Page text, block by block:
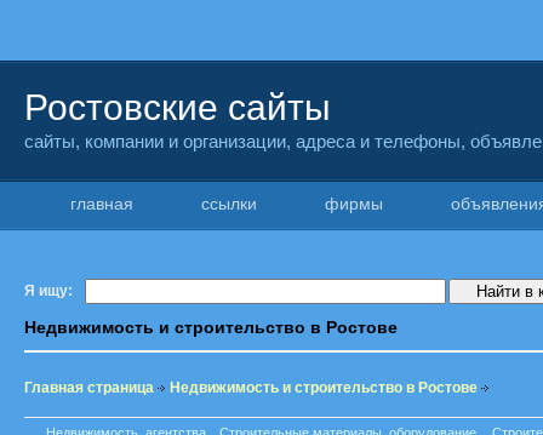
Ростовские сайты
сайты, компании и организации, адреса и телефоны,
главная ссылки фирмы
Я ищу:
Недвижимость и строительство в Ростове
Главная страница Недвижимость и строительство в Ростове